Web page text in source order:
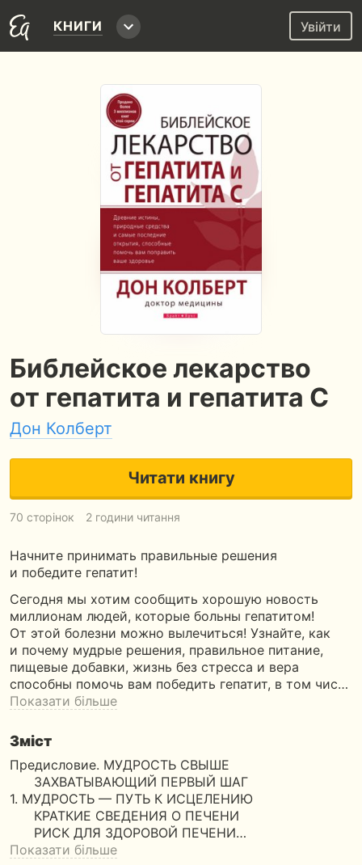
КНИГИ Увійти
Библейское лекарство
от гепатита и гепатита С
Дон Колберт
Читати книгу
70 сторінок 2 години читання
Начните принимать правильные решения
и победите гепатит!
Сегодня мы хотим сообщить хорошую новость
миллионам людей, которые больны гепатитом!
От этой болезни можно вылечиться! Узнайте, как
и почему мудрые решения, правильное питание,
пищевые добавки, жизнь без стресса и вера
способны помочь вам победить гепатит, в том чис…
Показати більше
Зміст
Предисловие. МУДРОСТЬ СВЫШЕ
ЗАХВАТЫВАЮЩИЙ ПЕРВЫЙ ШАГ
1. МУДРОСТЬ — ПУТЬ К ИСЦЕЛЕНИЮ
КРАТКИЕ СВЕДЕНИЯ О ПЕЧЕНИ
РИСК ДЛЯ ЗДОРОВОЙ ПЕЧЕНИ…
Показати більше